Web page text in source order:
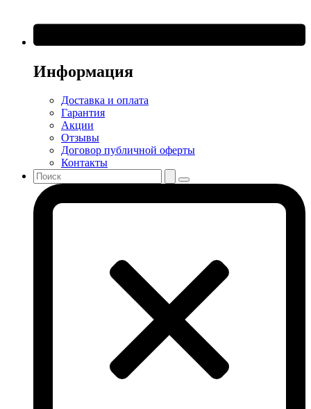
Информация
Доставка и оплата
Гарантия
Акции
Отзывы
Договор публичной оферты
Контакты